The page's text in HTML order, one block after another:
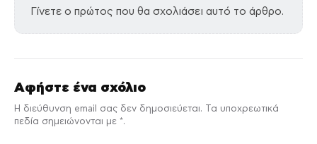
Γίνετε ο πρώτος που θα σχολιάσει αυτό το άρθρο.
Αφήστε ένα σχόλιο
Η διεύθυνση email σας δεν δημοσιεύεται. Τα υποχρεωτικά
πεδία σημειώνονται με *.